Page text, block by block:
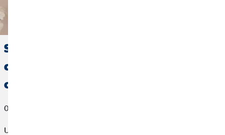
Studiare un semestre all'estero:
consigli su pianificazione,
organizzazione e finanziamento.
02. gennaio 2025
Un semestre di studio all’estero: il mix perfetto di avventura e